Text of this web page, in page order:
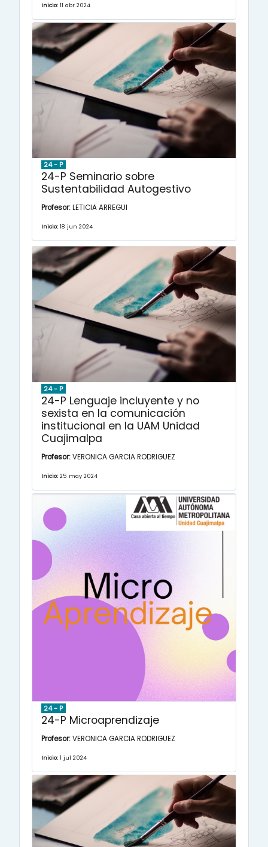
Inicio: 11 abr 2024
24 - P
24-P Seminario sobre
Sustentabilidad Autogestivo
Profesor:LETICIA ARREGUI
Inicio: 18 jun 2024
24 - P
24-P Lenguaje incluyente y no
sexista en la comunicación
institucional en la UAM Unidad
Cuajimalpa
Profesor:VERONICA GARCIA RODRIGUEZ
Inicio: 25 may 2024
24 - P
24-P Microaprendizaje
Profesor:VERONICA GARCIA RODRIGUEZ
Inicio: 1 jul 2024